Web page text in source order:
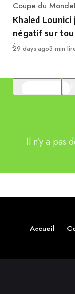
Category
Coupe du Monde
Khaled Lounici
négatif sur
Publié
29 days ago3 min
Il n'y a pas
Accueil